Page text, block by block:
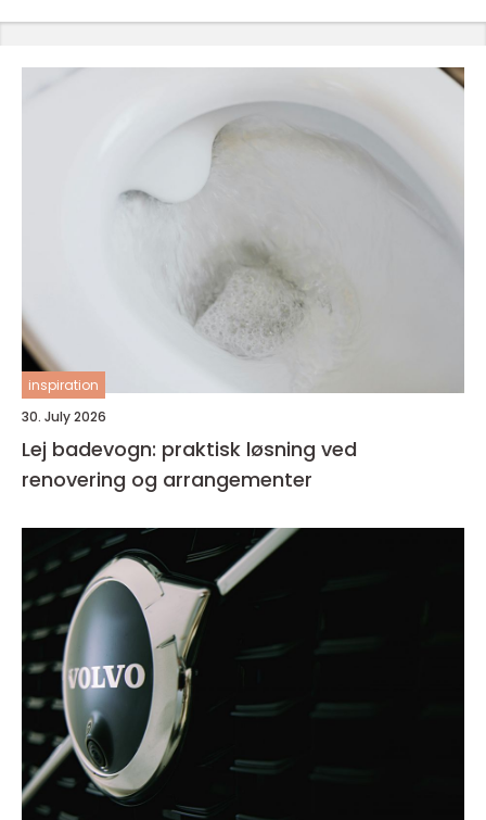
inspiration
30. July 2026
Lej badevogn: praktisk løsning ved
renovering og arrangementer